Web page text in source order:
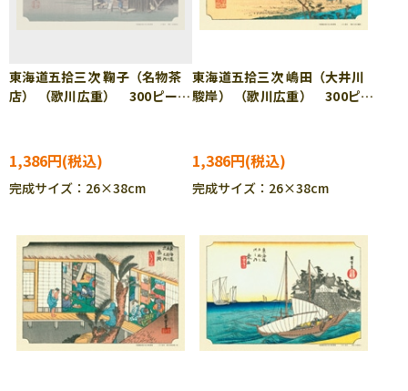
東海道五拾三次 鞠子（名物茶
店） （歌川広重） 300ピー
1,386円
完成サイズ：26×38cm
東海道五拾三次 嶋田（大井川
駿岸） （歌川広重） 300ピー
1,386円
完成サイズ：26×38cm